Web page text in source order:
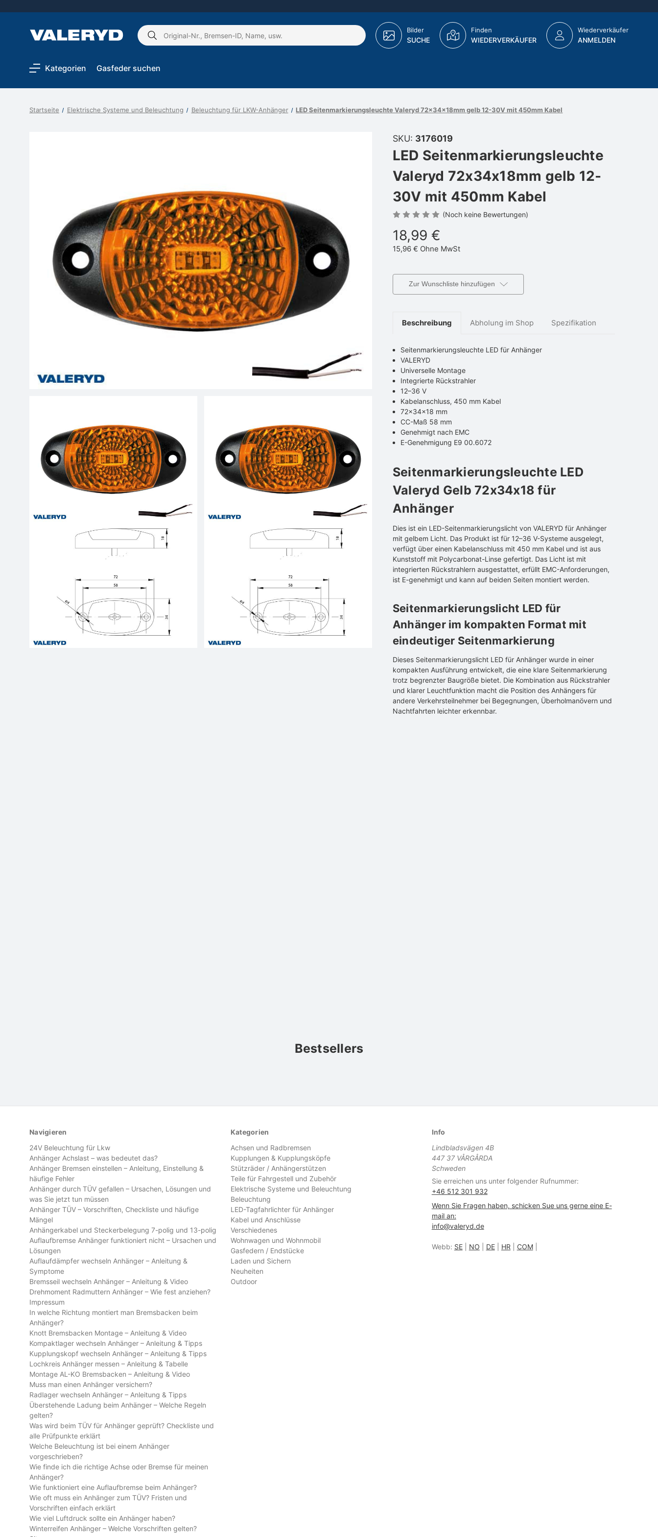
Schlagwort
Bilder
SUCHE
Finden
WIEDERVERKÄUFER
Wiederverkäufer
ANMELDEN
Kategorien Gasfeder suchen
Startseite Elektrische Systeme und Beleuchtung Beleuchtung für LKW-Anhänger LED Seitenmarkierungsleuchte Valeryd 72x34x18mm gelb 12-30V mit 450mm Kabel
SKU: 3176019
LED Seitenmarkierungsleuchte
Valeryd 72x34x18mm gelb 12-
30V mit 450mm Kabel
(Noch keine Bewertungen)
18,99 €
15,96 € Ohne MwSt
Zur Wunschliste hinzufügen
Beschreibung Abholung im Shop Spezifikation
Seitenmarkierungsleuchte LED für Anhänger
VALERYD
Universelle Montage
Integrierte Rückstrahler
12–36 V
Kabelanschluss, 450 mm Kabel
72x34x18 mm
CC-Maß 58 mm
Genehmigt nach EMC
E-Genehmigung E9 00.6072
Seitenmarkierungsleuchte LED
Valeryd Gelb 72x34x18 für
Anhänger
Dies ist ein LED-Seitenmarkierungslicht von VALERYD für Anhänger
mit gelbem Licht. Das Produkt ist für 12–36 V-Systeme ausgelegt,
verfügt über einen Kabelanschluss mit 450 mm Kabel und ist aus
Kunststoff mit Polycarbonat-Linse gefertigt. Das Licht ist mit
integrierten Rückstrahlern ausgestattet, erfüllt EMC-Anforderungen,
ist E-genehmigt und kann auf beiden Seiten montiert werden.
Seitenmarkierungslicht LED für
Anhänger im kompakten Format mit
eindeutiger Seitenmarkierung
Dieses Seitenmarkierungslicht LED für Anhänger wurde in einer
kompakten Ausführung entwickelt, die eine klare Seitenmarkierung
trotz begrenzter Baugröße bietet. Die Kombination aus Rückstrahler
und klarer Leuchtfunktion macht die Position des Anhängers für
andere Verkehrsteilnehmer bei Begegnungen, Überholmanövern und
Nachtfahrten leichter erkennbar.
Bestsellers
Navigieren
24V Beleuchtung für Lkw
Anhänger Achslast – was bedeutet das?
Anhänger Bremsen einstellen – Anleitung, Einstellung &
häufige Fehler
Anhänger durch TÜV gefallen – Ursachen, Lösungen und
was Sie jetzt tun müssen
Anhänger TÜV – Vorschriften, Checkliste und häufige
Mängel
Anhängerkabel und Steckerbelegung 7-polig und 13-polig
Auflaufbremse Anhänger funktioniert nicht – Ursachen und
Lösungen
Auflaufdämpfer wechseln Anhänger – Anleitung &
Symptome
Bremsseil wechseln Anhänger – Anleitung & Video
Drehmoment Radmuttern Anhänger – Wie fest anziehen?
Impressum
In welche Richtung montiert man Bremsbacken beim
Anhänger?
Knott Bremsbacken Montage – Anleitung & Video
Kompaktlager wechseln Anhänger – Anleitung & Tipps
Kupplungskopf wechseln Anhänger – Anleitung & Tipps
Lochkreis Anhänger messen – Anleitung & Tabelle
Montage AL-KO Bremsbacken – Anleitung & Video
Muss man einen Anhänger versichern?
Radlager wechseln Anhänger – Anleitung & Tipps
Überstehende Ladung beim Anhänger – Welche Regeln
gelten?
Was wird beim TÜV für Anhänger geprüft? Checkliste und
alle Prüfpunkte erklärt
Welche Beleuchtung ist bei einem Anhänger
vorgeschrieben?
Wie finde ich die richtige Achse oder Bremse für meinen
Anhänger?
Wie funktioniert eine Auflaufbremse beim Anhänger?
Wie oft muss ein Anhänger zum TÜV? Fristen und
Vorschriften einfach erklärt
Wie viel Luftdruck sollte ein Anhänger haben?
Winterreifen Anhänger – Welche Vorschriften gelten?
Kategorien
Achsen und Radbremsen
Kupplungen & Kupplungsköpfe
Stützräder / Anhängerstützen
Teile für Fahrgestell und Zubehör
Elektrische Systeme und Beleuchtung
Beleuchtung
LED-Tagfahrlichter für Anhänger
Kabel und Anschlüsse
Verschiedenes
Wohnwagen und Wohnmobil
Gasfedern / Endstücke
Laden und Sichern
Neuheiten
Outdoor
Info
Lindbladsvägen 4B
447 37 VÅRGÅRDA
Schweden
Sie erreichen uns unter folgender Rufnummer:
+46 512 301 932
Wenn Sie Fragen haben, schicken Sue uns gerne eine E-
mail an:
info@valeryd.de
Webb: SE| NO DE| HR COM|